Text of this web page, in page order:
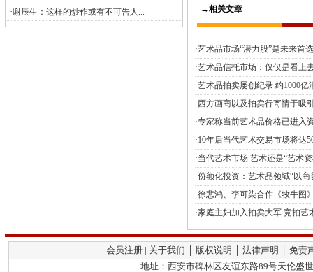
·谢辰生：这样的炒作或有不可告人... →相关文章
·艺术品市场“潜力股”是未来首选
·艺术品信托市场：仅仅是看上
·艺术品拍卖屡创纪录 约1000亿
·西方画商以及拍卖行寄情于吸
·专家称当前艺术品价格已进入
·10年后当代艺术交易市场将达
·当代艺术市场 艺术还是“艺术
·份额化投资：艺术品领域“以商
·徐悲鸿、李可染合作《牧牛图
·家庭主妇加入拍卖大军 竞拍艺
会员注册 | 关于我们 │ 版权说明 │ 法律声明 │ 免
地址：西安市碑林区友谊东路89号天伦盛